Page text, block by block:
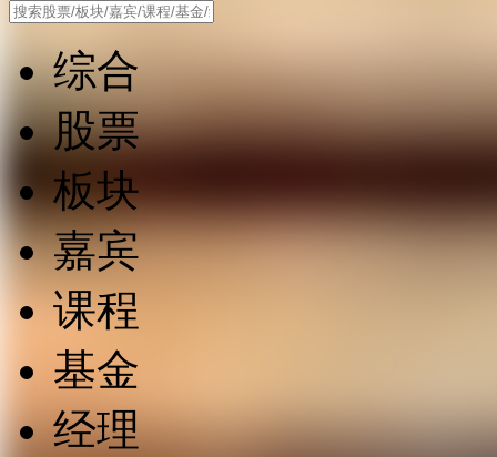
综合
股票
板块
嘉宾
课程
基金
经理